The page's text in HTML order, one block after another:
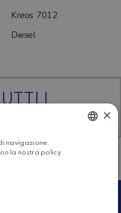
Kreos 7012
Diesel
I
×
navigazione.
la nostra policy